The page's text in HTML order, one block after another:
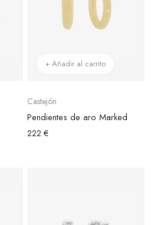
+ Añadir al carrito
Castejón
Pendientes de aro Marked
222 €